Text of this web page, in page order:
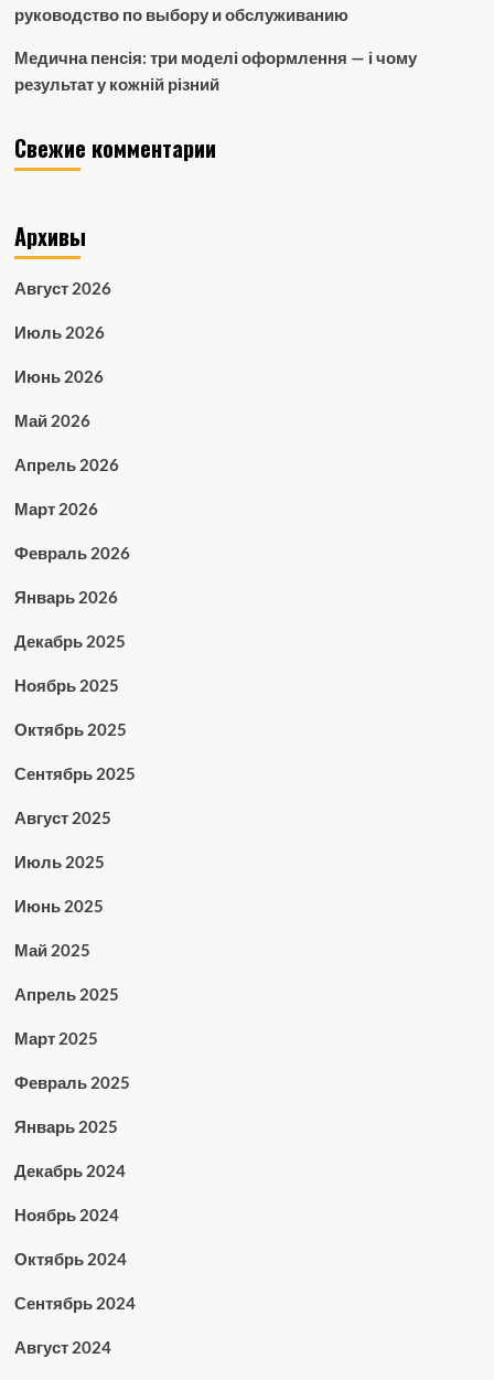
руководство по выбору и обслуживанию
Медична пенсія: три моделі оформлення — і чому
результат у кожній різний
Свежие комментарии
Архивы
Август 2026
Июль 2026
Июнь 2026
Май 2026
Апрель 2026
Март 2026
Февраль 2026
Январь 2026
Декабрь 2025
Ноябрь 2025
Октябрь 2025
Сентябрь 2025
Август 2025
Июль 2025
Июнь 2025
Май 2025
Апрель 2025
Март 2025
Февраль 2025
Январь 2025
Декабрь 2024
Ноябрь 2024
Октябрь 2024
Сентябрь 2024
Август 2024